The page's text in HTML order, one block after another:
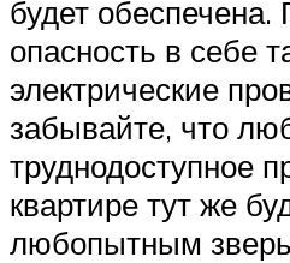
будет обеспечена.
опасность в себе
электрические
забывайте, что
труднодоступное
квартире тут же
любопытным